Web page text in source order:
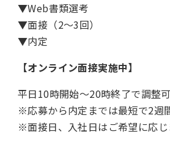
▼Web書類選考
▼面接（2～3回）
▼内定
【オンライン面接実施中】
平日10時開始～20時終了で調整可
※応募から内定までは最短で2週
※面接日、入社日はご希望に応じ